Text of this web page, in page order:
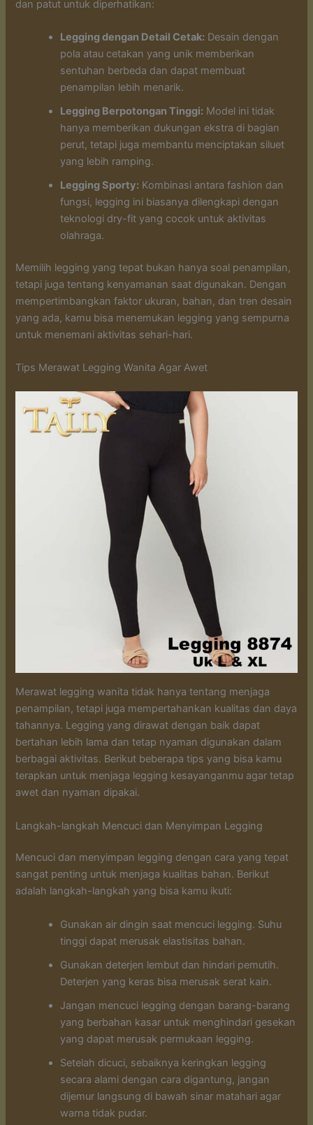
dan patut untuk diperhatikan:
Legging dengan Detail Cetak: Desain dengan
pola atau cetakan yang unik memberikan
sentuhan berbeda dan dapat membuat
penampilan lebih menarik.
Legging Berpotongan Tinggi: Model ini tidak
hanya memberikan dukungan ekstra di bagian
perut, tetapi juga membantu menciptakan siluet
yang lebih ramping.
Legging Sporty: Kombinasi antara fashion dan
fungsi, legging ini biasanya dilengkapi dengan
teknologi dry-fit yang cocok untuk aktivitas
olahraga.
Memilih legging yang tepat bukan hanya soal penampilan,
tetapi juga tentang kenyamanan saat digunakan. Dengan
mempertimbangkan faktor ukuran, bahan, dan tren desain
yang ada, kamu bisa menemukan legging yang sempurna
untuk menemani aktivitas sehari-hari.
Tips Merawat Legging Wanita Agar Awet
Merawat legging wanita tidak hanya tentang menjaga
penampilan, tetapi juga mempertahankan kualitas dan daya
tahannya. Legging yang dirawat dengan baik dapat
bertahan lebih lama dan tetap nyaman digunakan dalam
berbagai aktivitas. Berikut beberapa tips yang bisa kamu
terapkan untuk menjaga legging kesayanganmu agar tetap
awet dan nyaman dipakai.
Langkah-langkah Mencuci dan Menyimpan Legging
Mencuci dan menyimpan legging dengan cara yang tepat
sangat penting untuk menjaga kualitas bahan. Berikut
adalah langkah-langkah yang bisa kamu ikuti:
Gunakan air dingin saat mencuci legging. Suhu
tinggi dapat merusak elastisitas bahan.
Gunakan deterjen lembut dan hindari pemutih.
Deterjen yang keras bisa merusak serat kain.
Jangan mencuci legging dengan barang-barang
yang berbahan kasar untuk menghindari gesekan
yang dapat merusak permukaan legging.
Setelah dicuci, sebaiknya keringkan legging
secara alami dengan cara digantung, jangan
dijemur langsung di bawah sinar matahari agar
warna tidak pudar.